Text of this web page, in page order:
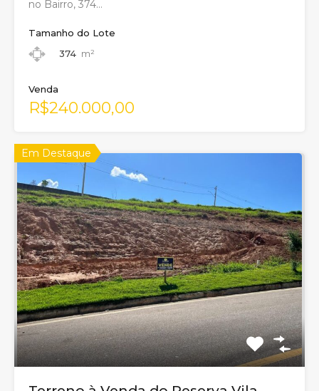
no Bairro, 374…
Tamanho do Lote
374 m²
Venda
R$240.000,00
Em Destaque